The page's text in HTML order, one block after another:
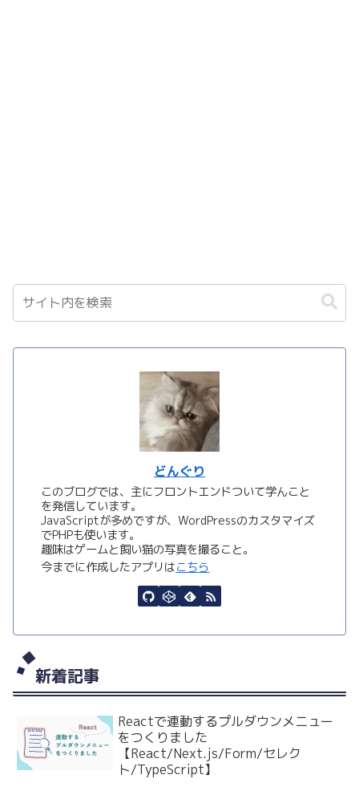
どんぐり
このブログでは、主にフロントエンドついて学んこと
を発信しています。
JavaScriptが多めですが、WordPressのカスタマイズ
でPHPも使います。
趣味はゲームと飼い猫の写真を撮ること。
今までに作成したアプリはこちら
新着記事
Reactで連動するプルダウンメニュー
をつくりました
【React/Next.js/Form/セレク
ト/TypeScript】